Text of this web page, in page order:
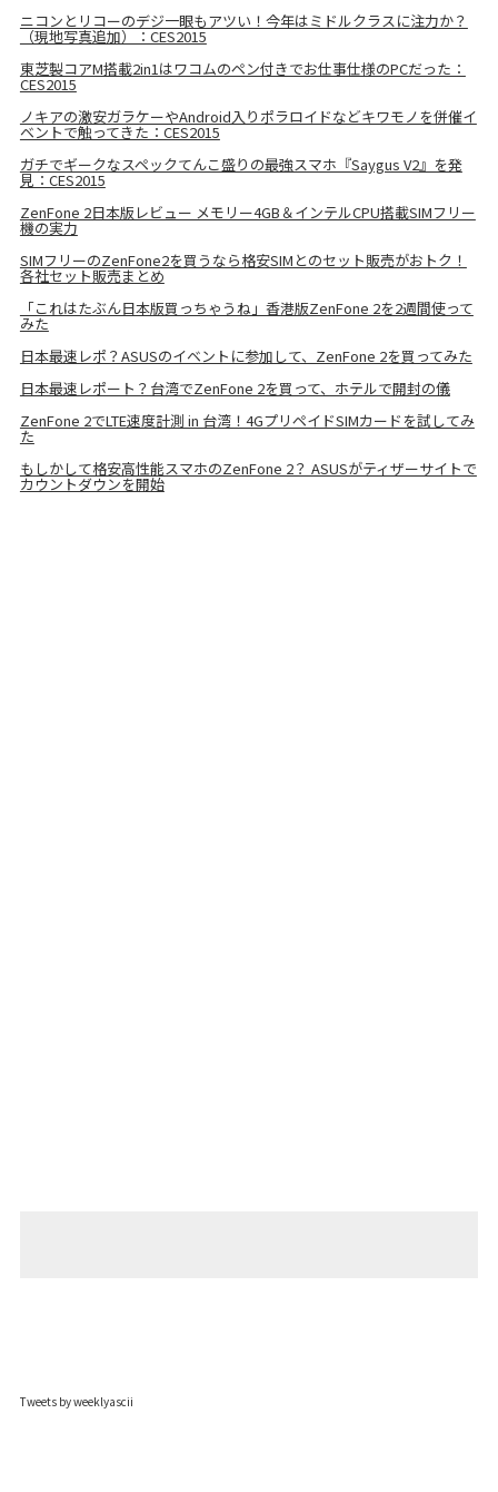
ニコンとリコーのデジ一眼もアツい！今年はミドルクラスに注力か？
（現地写真追加）：CES2015
東芝製コアM搭載2in1はワコムのペン付きでお仕事仕様のPCだった：
CES2015
ノキアの激安ガラケーやAndroid入りポラロイドなどキワモノを併催イ
ベントで触ってきた：CES2015
ガチでギークなスペックてんこ盛りの最強スマホ『Saygus V2』を発
見：CES2015
ZenFone 2日本版レビュー メモリー4GB＆インテルCPU搭載SIMフリー
機の実力
SIMフリーのZenFone2を買うなら格安SIMとのセット販売がおトク！
各社セット販売まとめ
「これはたぶん日本版買っちゃうね」香港版ZenFone 2を2週間使って
みた
日本最速レポ？ASUSのイベントに参加して、ZenFone 2を買ってみた
日本最速レポート？台湾でZenFone 2を買って、ホテルで開封の儀
ZenFone 2でLTE速度計測 in 台湾！4GプリペイドSIMカードを試してみ
た
もしかして格安高性能スマホのZenFone 2？ ASUSがティザーサイトで
カウントダウンを開始
Tweets by weeklyascii